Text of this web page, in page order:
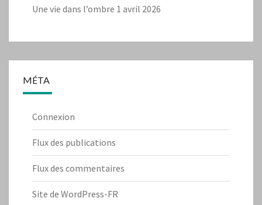
Une vie dans l’ombre 1 avril 2026
MÉTA
Connexion
Flux des publications
Flux des commentaires
Site de WordPress-FR